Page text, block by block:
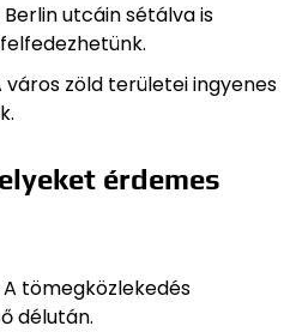
Berlin utcáin sétálva is
város zöld területei ingyenes
érdemes
A tömegközlekedés
délután.